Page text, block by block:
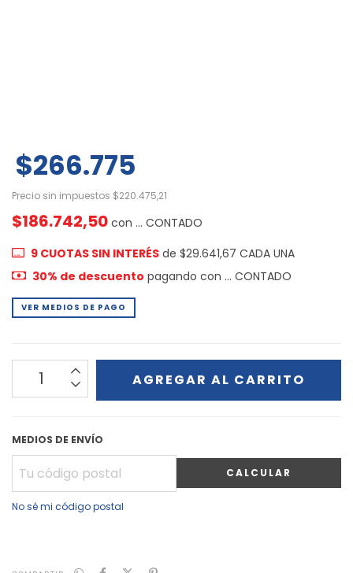
$266.775
Precio sin impuestos $220.475,21
$186.742,50 con ... CONTADO
9CUOTAS SIN INTERÉSde $29.641,67
30% de descuento pagando con ... CONTADO
VER MEDIOS DE PAGO
MEDIOS DE ENVÍO
CALCULAR
No sé mi código postal